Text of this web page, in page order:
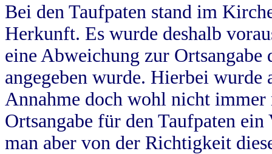
Bei den Taufpaten stand im
Herkunft. Es wurde deshalb
eine Abweichung zur
angegeben wurde. Hierbei wurde
Annahme doch wohl nicht
Ortsangabe für den Taufpaten
man aber von der Richtigkeit